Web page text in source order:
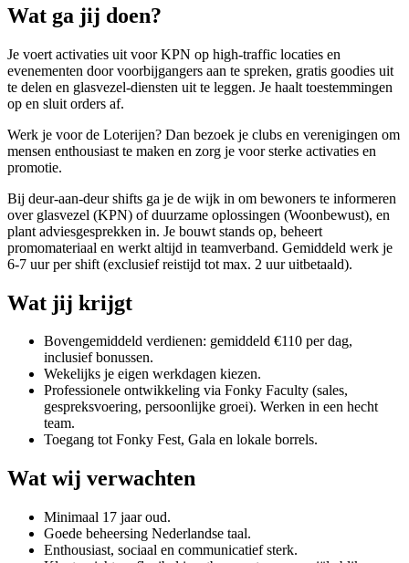
Wat ga jij doen?
Je voert activaties uit voor KPN op high-traffic locaties en
evenementen door voorbijgangers aan te spreken, gratis goodies uit
te delen en glasvezel-diensten uit te leggen. Je haalt toestemmingen
op en sluit orders af.
Werk je voor de Loterijen? Dan bezoek je clubs en verenigingen om
mensen enthousiast te maken en zorg je voor sterke activaties en
promotie.
Bij deur-aan-deur shifts ga je de wijk in om bewoners te informeren
over glasvezel (KPN) of duurzame oplossingen (Woonbewust), en
plant adviesgesprekken in. Je bouwt stands op, beheert
promomateriaal en werkt altijd in teamverband. Gemiddeld werk je
6-7 uur per shift (exclusief reistijd tot max. 2 uur uitbetaald).
Wat jij krijgt
Bovengemiddeld verdienen: gemiddeld €110 per dag,
inclusief bonussen.
Wekelijks je eigen werkdagen kiezen.
Professionele ontwikkeling via Fonky Faculty (sales,
gespreksvoering, persoonlijke groei). Werken in een hecht
team.
Toegang tot Fonky Fest, Gala en lokale borrels.
Wat wij verwachten
Minimaal 17 jaar oud.
Goede beheersing Nederlandse taal.
Enthousiast, sociaal en communicatief sterk.